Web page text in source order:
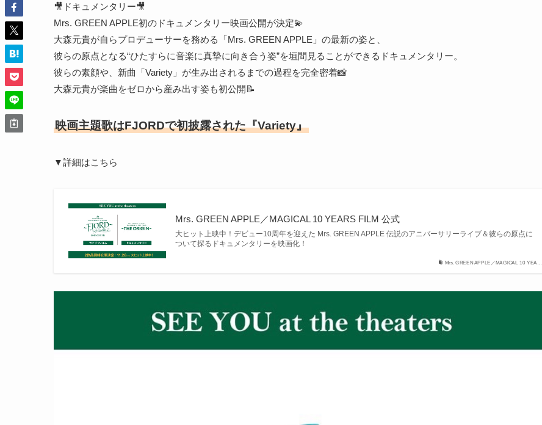
🎥ドキュメンタリー🎥
Mrs. GREEN APPLE初のドキュメンタリー映画公開が決定💫
大森元貴が自らプロデューサーを務める「Mrs. GREEN APPLE」の最新の姿と、
彼らの原点となる“ひたすらに音楽に真摯に向き合う姿”を垣間見ることができるドキュメンタリー。
彼らの素顔や、新曲「Variety」が生み出されるまでの過程を完全密着📸
大森元貴が楽曲をゼロから産み出す姿も初公開📝
映画主題歌はFJORDで初披露された『Variety』
▼詳細はこちら
Mrs. GREEN APPLE／MAGICAL 10 YEA…
Mrs. GREEN APPLE／MAGICAL 10 YEARS FILM 公式
大ヒット上映中！デビュー10周年を迎えた Mrs. GREEN APPLE 伝説のアニバーサリーライブ＆彼らの原点に
ついて探るドキュメンタリーを映画化！